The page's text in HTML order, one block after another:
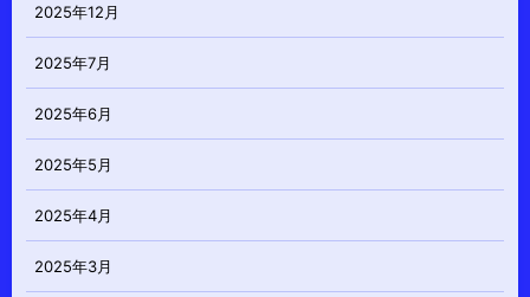
2025年12月
2025年7月
2025年6月
2025年5月
2025年4月
2025年3月